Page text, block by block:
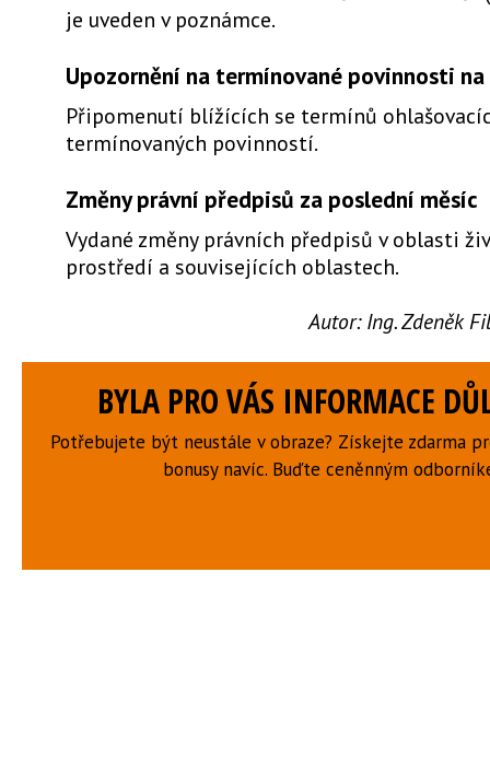
je uveden v poznámce.
Upozornění na termínované povinnosti
Připomenutí blížících se termínů
termínovaných povinností.
Změny právní předpisů za poslední měsíc
Vydané změny právních předpisů v oblasti
prostředí a souvisejících oblastech.
Autor: Ing. Zdeněk
BYLA PRO VÁS INFORMACE
Potřebujete být neustále v obraze? Získejte zdarma
bonusy navíc. Buďte ceněnným